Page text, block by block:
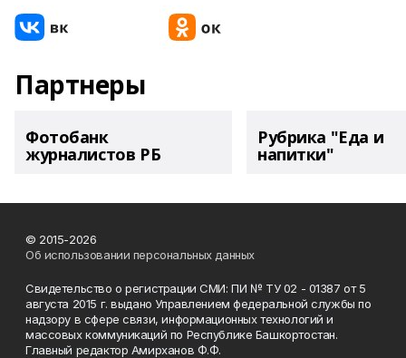
Партнеры
Фотобанк
журналистов РБ
Рубрика "Еда и
напитки"
© 2015-2026
Об использовании персональных данных
Свидетельство о регистрации СМИ: ПИ № ТУ 02 - 01387 от 5
августа 2015 г. выдано Управлением федеральной службы по
надзору в сфере связи, информационных технологий и
массовых коммуникаций по Республике Башкортостан.
Главный редактор Амирханов Ф.Ф.